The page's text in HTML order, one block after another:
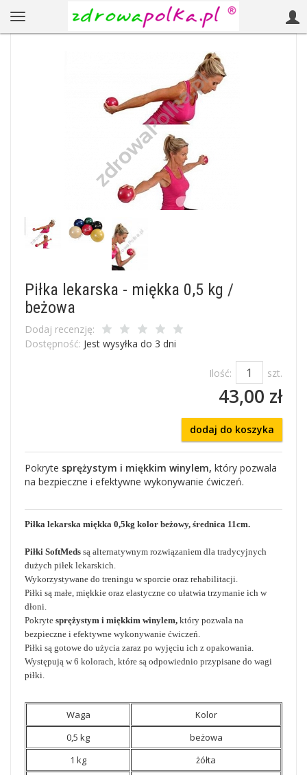
Piłka lekarska - miękka 0,5 kg /
beżowa
Dodaj recenzję:
Dostępność: Jest wysyłka do 3 dni
Ilość: szt.
43,00 zł
dodaj do koszyka
Pokryte sprężystym i miękkim winylem, który pozwala
na bezpieczne i efektywne wykonywanie ćwiczeń.
Piłka lekarska miękka 0,5kg kolor beżowy, średnica 11cm.
Piłki SoftMeds są alternatywnym rozwiązaniem dla tradycyjnych
dużych piłek lekarskich.
Wykorzystywane do treningu w sporcie oraz rehabilitacji.
Piłki są małe, miękkie oraz elastyczne co ułatwia trzymanie ich w
dłoni.
Pokryte sprężystym i miękkim winylem, który pozwala na
bezpieczne i efektywne wykonywanie ćwiczeń.
Piłki są gotowe do użycia zaraz po wyjęciu ich z opakowania.
Występują w 6 kolorach, które są odpowiednio przypisane do wagi
piłki.
Waga
Kolor
0,5 kg
beżowa
1 kg
żółta